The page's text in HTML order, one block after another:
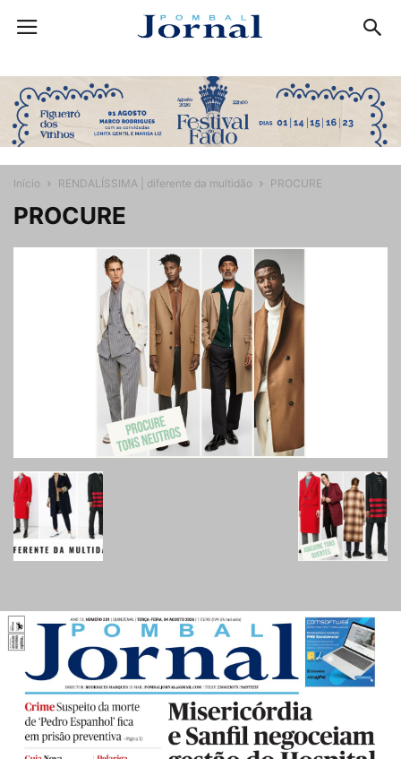
Início RENDALÍSSIMA | diferente da multidão PROCURE
PROCURE